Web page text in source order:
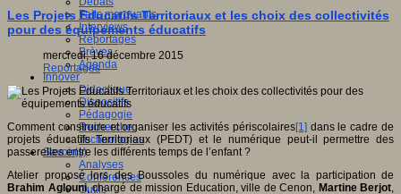
Faits marquants
Interviews
Reportages
Brèves
Agenda
Innover
Didactique
Dispositifs
Pédagogie
Recherche
Technologies
Savoir(s)
Analyses
Conférences
Outils
Les Projets Educatifs Territoriaux et les choix des collectivités
pour des équipements éducatifs
mercredi, 16 décembre 2015
Reportages
Comment construire et organiser les activités périscolaires[1] dans le cadre de
projets éducatifs Territoriaux (PEDT) et le numérique peut-il permettre des
passerelles entre les différents temps de l’enfant ?
Atelier proposé lors des Boussoles du numérique avec la participation de
Brahim Aglouni, chargé de mission Education, ville de Cenon, Martine Berjot,